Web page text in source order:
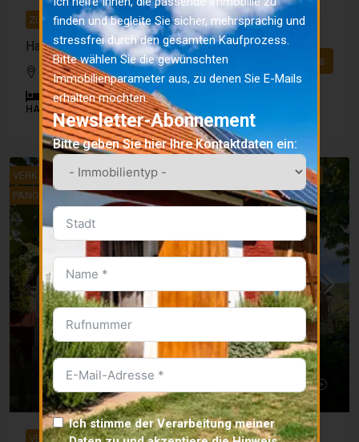
ZU VERKAUFEN SOFORT BEZUGSFERTIG PANORAMA
Haus zum Verkauf in Koppányszántó
Bezirk Tamási
2 1 80 m² 825
HAUS
Details
VERKAUFT SOFORT BEZUGSFERTIG
AUSGEZEICHNETER PREIS
PANORAMA
VERKAUFT SOFORT BEZUGSFERTIG
AUSGEZEICHNETER
finden und begleite Sie sicher, mehrsprachig und
stressfrei durch den gesamten Kaufprozess.
Bitte wählen Sie die gewünschten
Immobilienparameter aus, zu denen Sie E-Mails
erhalten möchten.
Newsletter-Abonnement
Bitte geben Sie hier Ihre Kontaktdaten ein:
Ich stimme der Verarbeitung meiner